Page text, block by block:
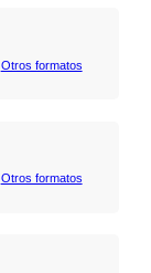
Otros formatos
Otros formatos